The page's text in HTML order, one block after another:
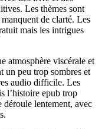
Les thèmes sont
de clarté. Les
mais les intrigues
atmosphère viscérale et
un peu trop sombres et
audio difficile. Les
l’histoire epub trop
déroule lentement, avec